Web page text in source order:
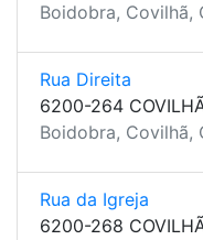
Boidobra, Covilhã,
Rua Direita
6200-264
Boidobra, Covilhã,
Rua da Igreja
6200-268